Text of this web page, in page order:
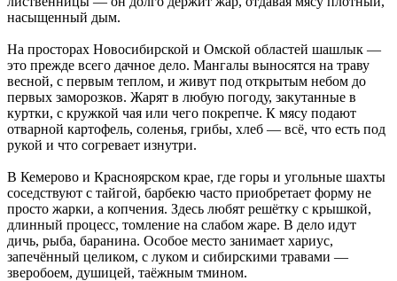
насыщенный дым.
На просторах Новосибирской и Омской областей шашлык —
это прежде всего дачное дело. Мангалы выносятся на траву
весной, с первым теплом, и живут под открытым небом до
первых заморозков. Жарят в любую погоду, закутанные в
куртки, с кружкой чая или чего покрепче. К мясу подают
отварной картофель, соленья, грибы, хлеб — всё, что есть под
рукой и что согревает изнутри.
В Кемерово и Красноярском крае, где горы и угольные шахты
соседствуют с тайгой, барбекю часто приобретает форму не
просто жарки, а копчения. Здесь любят решётку с крышкой,
длинный процесс, томление на слабом жаре. В дело идут
дичь, рыба, баранина. Особое место занимает хариус,
запечённый целиком, с луком и сибирскими травами —
зверобоем, душицей, таёжным тмином.